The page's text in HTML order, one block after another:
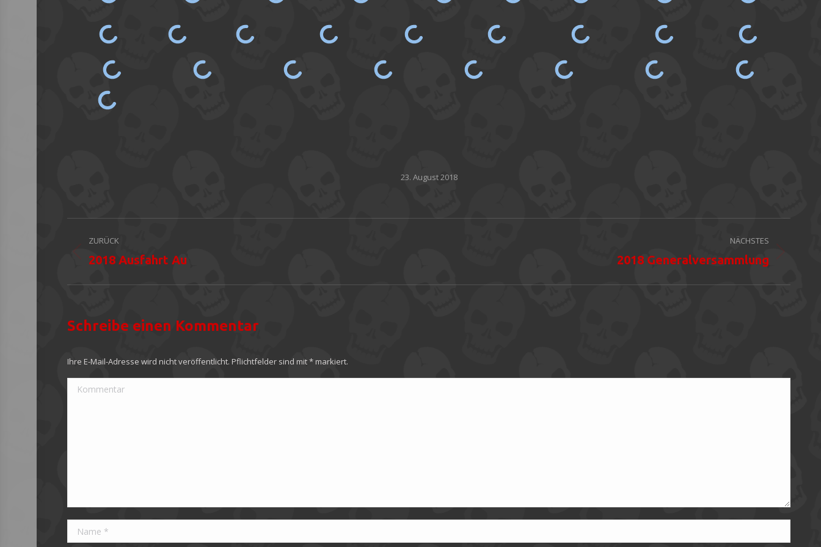
23. August 2018
Album-
Navigation
ZURÜCK
Vorheriges
2018 Ausfahrt Au
NÄCHSTES
2018 Generalversammlung
Schreibe einen Kommentar
Ihre E-Mail-Adresse wird nicht veröffentlicht. Pflichtfelder sind mit* markiert.
Kommentar
Name *